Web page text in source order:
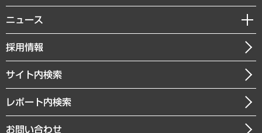
共生・ダイバーシティ
GRC（ガバナンス・リスク・コンプライアンス）・防災（政策）
経済・産業・雇用・労働
まちづくり・観光・交通・スポーツ・スマートシティ
自然資源・農林水産業・食料システム
経営用語集
受託・受注実績（官公庁関連）
メディア掲載・出演
MUFGビジネスセミナー
受託案件情報
私たちの想い
社長メッセージ
会社概要
沿革
組織図・本部部室紹介
ニュース
ニュースリリース
お知らせ
採用情報
サイト内検索
レポート内検索
お問い合わせ